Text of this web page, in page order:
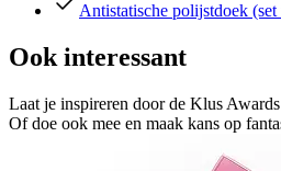
Antistatische polijstdoek (set
Ook interessant
Laat je inspireren door de Klus
Of doe ook mee en maak kans op